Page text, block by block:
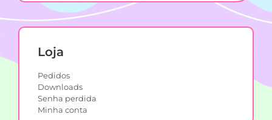
Loja
Pedidos
Downloads
Senha perdida
Minha conta